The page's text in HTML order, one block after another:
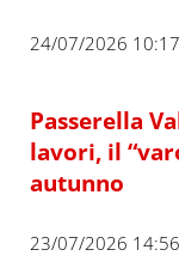
24/07/2026 10:17
Passerella
lavori, il
autunno
23/07/2026 14:56